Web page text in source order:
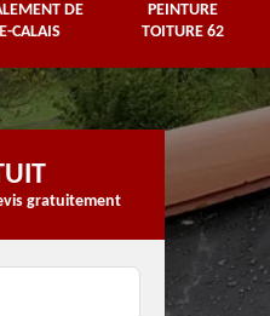
DE
CALAIS
PEINTURE
TOITURE 62
Peinture toiture 62
gratuitement